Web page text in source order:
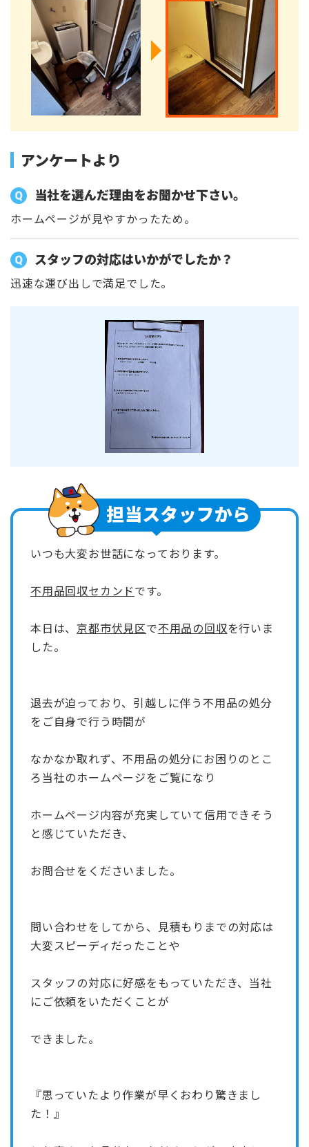
アンケートより
当社を選んだ理由をお聞かせ下さい。
ホームページが見やすかったため。
スタッフの対応はいかがでしたか？
迅速な運び出しで満足でした。
いつも大変お世話になっております。
不用品回収セカンドです。
本日は、京都市伏見区で不用品の回収を行いま
した。
退去が迫っており、引越しに伴う不用品の処分
をご自身で行う時間が
なかなか取れず、不用品の処分にお困りのとこ
ろ当社のホームページをご覧になり
ホームページ内容が充実していて信用できそう
と感じていただき、
お問合せをくださいました。
問い合わせをしてから、見積もりまでの対応は
大変スピーディだったことや
スタッフの対応に好感をもっていただき、当社
にご依頼をいただくことが
できました。
『思っていたより作業が早くおわり驚きまし
た！』